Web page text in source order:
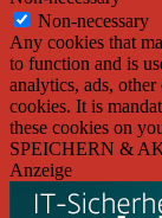
Non-necessary
Any cookies that
to function and is
analytics, ads, other
cookies. It is
these cookies on
SPEICHERN &
Anzeige